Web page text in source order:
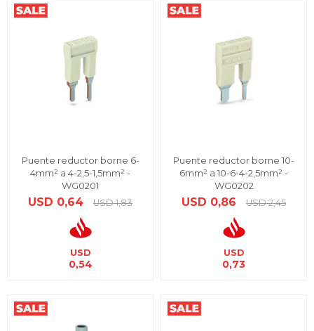
Puente reductor borne 6-
4mm² a 4-2,5-1,5mm² -
WG0201
USD 0,64 USD 1,83
USD
0,54
Puente reductor borne 10-
6mm² a 10-6-4-2,5mm² -
WG0202
USD 0,86 USD 2,45
USD
0,73